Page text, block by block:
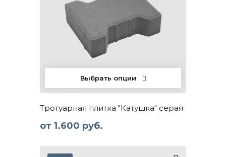
Выбрать опции
Тротуарная плитка "Катушка" серая
от 1.600 руб.